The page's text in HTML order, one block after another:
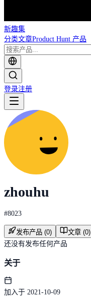
新趣集
分类文章Product Hunt 产品
登录注册
zhouhu
#8023
发布产品 (0) 文章 (0)
还没有发布任何产品
关于
加入于 2021-10-09